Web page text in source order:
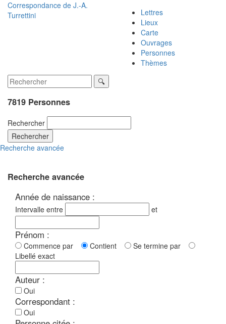
Correspondance de J.-A.
Turrettini
Lettres
Lieux
Carte
Ouvrages
Personnes
Thèmes
7819 Personnes
Rechercher
Rechercher
Recherche avancée
Recherche avancée
Année de naissance :
Intervalle entre et
Prénom :
Commence par Contient
Se termine par
Libellé exact
Auteur :
Oui
Correspondant :
Oui